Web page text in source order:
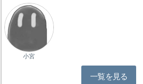
小宮
一覧を見る